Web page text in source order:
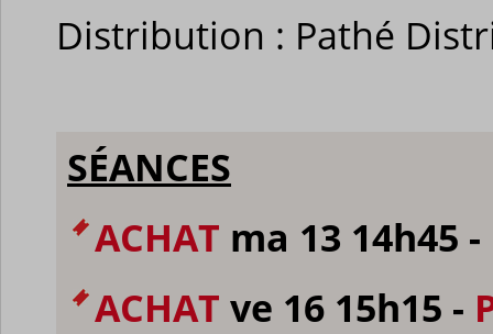
Distribution : Pathé
SÉANCES
ACHAT ma 13 14h45 -
ACHAT ve 16 15h15 -